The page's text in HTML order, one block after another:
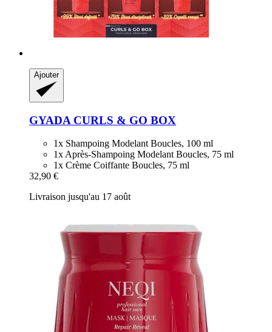
Ajouter
GYADA CURLS & GO BOX
1x Shampoing Modelant Boucles, 100 ml
1x Après-Shampoing Modelant Boucles, 75 ml
1x Crème Coiffante Boucles, 75 ml
32,90 €
Livraison jusqu'au 17 août